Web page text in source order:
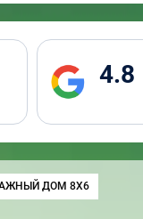
4.8
ДОМ 8Х6